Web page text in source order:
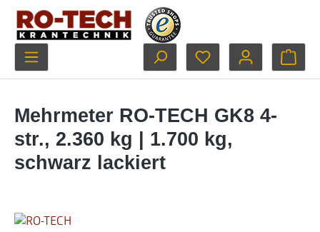
Zum Hauptinhalt springen
Du hast 0 Produkte
Mehrmeter RO-TECH GK8 4-
str., 2.360 kg | 1.700 kg,
schwarz lackiert